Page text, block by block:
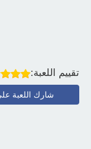
تقييم اللعبة:
شارك اللعبة